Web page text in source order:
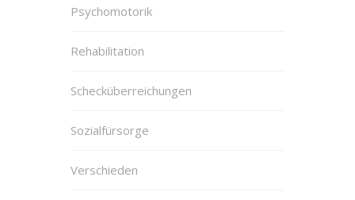
Psychomotorik
Rehabilitation
Schecküberreichungen
Sozialfürsorge
Verschieden